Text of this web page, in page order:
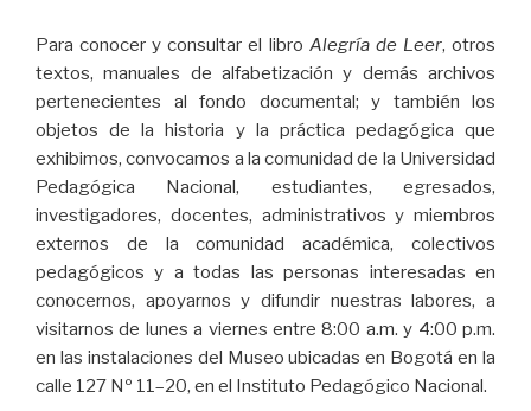
Para conocer y consultar el libro Alegría de Leer, otros
textos, manuales de alfabetización y demás archivos
pertenecientes al fondo documental; y también los
objetos de la historia y la práctica pedagógica que
exhibimos, convocamos a la comunidad de la Universidad
Pedagógica Nacional, estudiantes, egresados,
investigadores, docentes, administrativos y miembros
externos de la comunidad académica, colectivos
pedagógicos y a todas las personas interesadas en
conocernos, apoyarnos y difundir nuestras labores, a
visitarnos de lunes a viernes entre 8:00 a.m. y 4:00 p.m.
en las instalaciones del Museo ubicadas en Bogotá en la
calle 127 Nº 11–20, en el Instituto Pedagógico Nacional.